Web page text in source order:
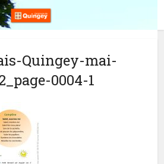
Quingey-mai-
0004-1